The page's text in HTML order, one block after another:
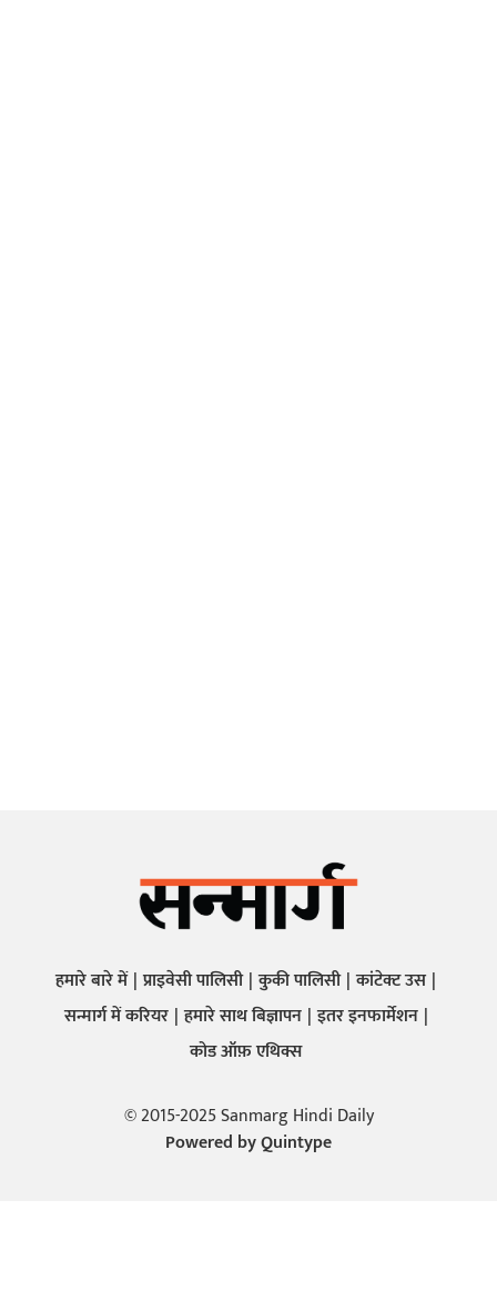
हमारे बारे में प्राइवेसी पालिसी कुकी पालिसी कांटेक्ट उस
सन्मार्ग में करियर हमारे साथ बिज्ञापन इतर इनफार्मेशन
कोड ऑफ़ एथिक्स
© 2015-2025 Sanmarg Hindi Daily
Powered byQuintype